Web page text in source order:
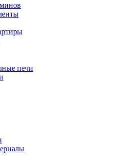
печи